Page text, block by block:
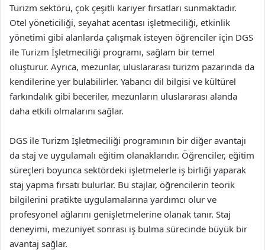
Turizm sektörü, çok çeşitli kariyer fırsatları sunmaktadır.
Otel yöneticiliği, seyahat acentası işletmeciliği, etkinlik
yönetimi gibi alanlarda çalışmak isteyen öğrenciler için DGS
ile Turizm İşletmeciliği programı, sağlam bir temel
oluşturur. Ayrıca, mezunlar, uluslararası turizm pazarında da
kendilerine yer bulabilirler. Yabancı dil bilgisi ve kültürel
farkındalık gibi beceriler, mezunların uluslararası alanda
daha etkili olmalarını sağlar.
DGS ile Turizm İşletmeciliği programının bir diğer avantajı
da staj ve uygulamalı eğitim olanaklarıdır. Öğrenciler, eğitim
süreçleri boyunca sektördeki işletmelerle iş birliği yaparak
staj yapma fırsatı bulurlar. Bu stajlar, öğrencilerin teorik
bilgilerini pratikte uygulamalarına yardımcı olur ve
profesyonel ağlarını genişletmelerine olanak tanır. Staj
deneyimi, mezuniyet sonrası iş bulma sürecinde büyük bir
avantaj sağlar.